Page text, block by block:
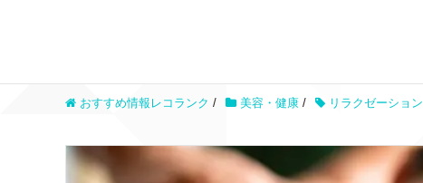
おすすめ情報レコランク / 美容・健康 / リラクゼーション